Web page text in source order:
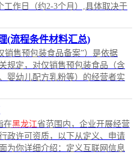
工作日（约2-3个月）,具体取决于
(流程条件材料汇总)
销售预包装食品备案”）是依据
规定，对仅销售预包装食品（含
婴幼儿配方乳粉等）的经营者实
在黑龙江省范围内，企业开展经营
政许可资质，以下从定义、申请
为你详细介绍：定义互联网信息